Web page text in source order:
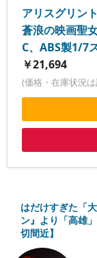
アリスグリン
蒼浪の映画聖
C、ABS製1/7
￥21,694
(価格・在庫状況
はだけすぎた「
ン』より「高雄
切間近】